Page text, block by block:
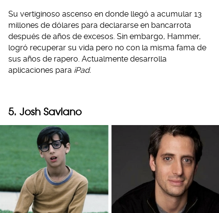
Su vertiginoso ascenso en donde llegó a acumular 13
millones de dólares para declararse en bancarrota
después de años de excesos. Sin embargo, Hammer,
logró recuperar su vida pero no con la misma fama de
sus años de rapero. Actualmente desarrolla
aplicaciones para iPad.
5. Josh Saviano